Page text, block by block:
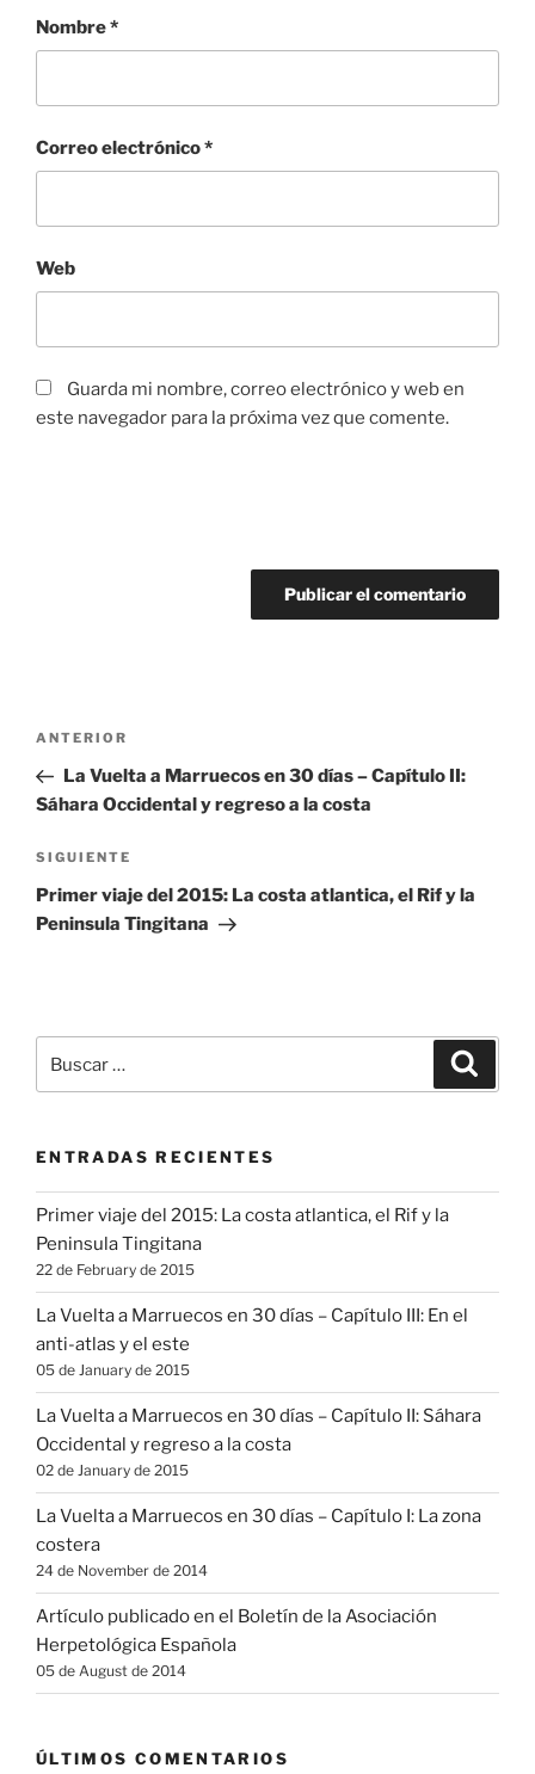
Nombre*
Correo electrónico*
Web
Guarda mi nombre, correo electrónico y web en
este navegador para la próxima vez que comente.
Navegación
entradas
Entrada
anterior:
ANTERIOR
La Vuelta a Marruecos en 30 días – Capítulo II:
Sáhara Occidental y regreso a la costa
Siguiente
entrada
SIGUIENTE
Primer viaje del 2015: La costa atlantica, el Rif y la
Peninsula Tingitana
por:
ENTRADAS RECIENTES
Primer viaje del 2015: La costa atlantica, el Rif y la
Peninsula Tingitana
22 de February de 2015
La Vuelta a Marruecos en 30 días – Capítulo III: En el
anti-atlas y el este
05 de January de 2015
La Vuelta a Marruecos en 30 días – Capítulo II: Sáhara
Occidental y regreso a la costa
02 de January de 2015
La Vuelta a Marruecos en 30 días – Capítulo I: La zona
costera
24 de November de 2014
Artículo publicado en el Boletín de la Asociación
Herpetológica Española
05 de August de 2014
ÚLTIMOS COMENTARIOS